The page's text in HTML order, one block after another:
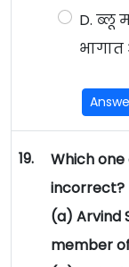
D. ब्लू
19.
Which
incorrect?
(a) Arvind
member